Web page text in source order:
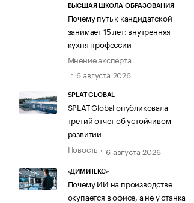
ВЫСШАЯ ШКОЛА ОБРАЗОВАНИЯ
Почему путь к кандидатской
занимает 15 лет: внутренняя
кухня профессии
Мнение эксперта
6 августа 2026
SPLAT GLOBAL
SPLAT Global опубликовала
третий отчет об устойчивом
развитии
Новость
6 августа 2026
«ДИМИТЕКС»
Почему ИИ на производстве
окупается в офисе, а не у станка